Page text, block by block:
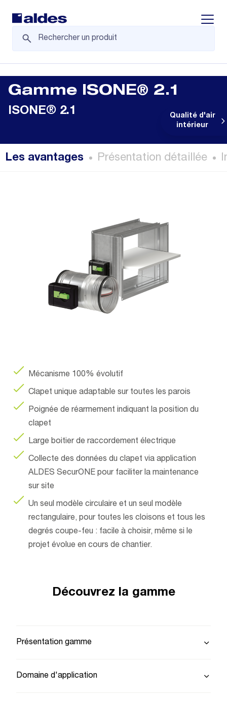
Qualité d'air
intérieur
Gamme ISONE® 2.1
ISONE® 2.1
Les avantages Présentation détaillée
Mécanisme 100% évolutif
Clapet unique adaptable sur toutes les parois
Poignée de réarmement indiquant la position du
clapet
Large boitier de raccordement électrique
Collecte des données du clapet via application
ALDES SecurONE pour faciliter la maintenance
sur site
Un seul modèle circulaire et un seul modèle
rectangulaire, pour toutes les cloisons et tous les
degrés coupe-feu : facile à choisir, même si le
projet évolue en cours de chantier.
Découvrez la gamme
Présentation gamme
Domaine d'application